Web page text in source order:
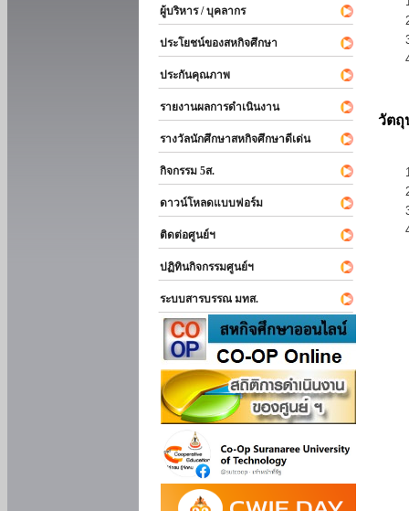
ผู้บริหาร / บุคลากร
ประโยชน์ของสหกิจศึกษา
ประกันคุณภาพ
รายงานผลการดำเนินงาน
รางวัลนักศึกษาสหกิจศึกษาดีเด่น
กิจกรรม 5ส.
ดาวน์โหลดแบบฟอร์ม
ติดต่อศูนย์ฯ
ปฏิทินกิจกรรมศูนย์ฯ
ระบบสารบรรณ มทส.
วัตถุ